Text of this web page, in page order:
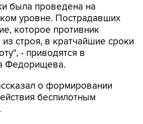
была проведена на
уровне. Пострадавших
которое противник
строя, в кратчайшие сроки
- приводятся в
Федорищева.
о формировании
беспилотным